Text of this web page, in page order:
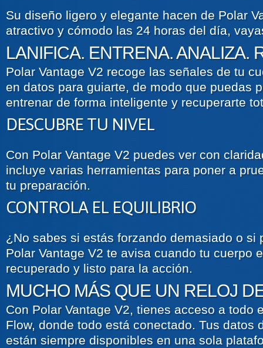
Su diseño ligero y elegante hacen de Polar
atractivo y cómodo las 24 horas del día,
LANIFICA. ENTRENA. ANALIZA.
Polar Vantage V2 recoge las señales de tu
en datos para guiarte, de modo que puedas
entrenar de forma inteligente y recuperarte
DESCUBRE TU NIVEL
Con Polar Vantage V2 puedes ver con
incluye varias herramientas para poner a
tu preparación.
CONTROLA EL EQUILIBRIO
¿No sabes si estás forzando demasiado o si
Polar Vantage V2 te avisa cuando tu cuerpo
recuperado y listo para la acción.
MUCHO MÁS QUE UN RELOJ
Con Polar Vantage V2, tienes acceso a todo
Flow, donde todo está conectado. Tus datos
están siempre disponibles en una sola